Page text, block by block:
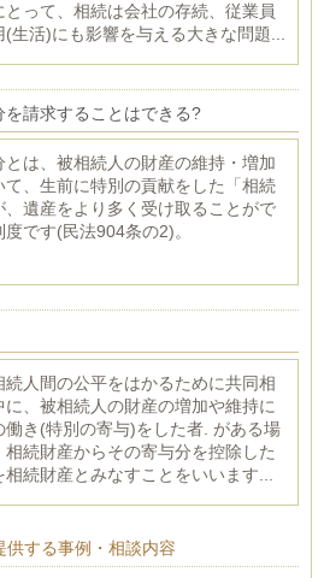
とって、相続は会社の存続、従業員
(生活)にも影響を与える大きな問題...
請求することはできる?
とは、被相続人の財産の維持・増加
て、生前に特別の貢献をした「相続
、遺産をより多く受け取ることがで
度です(民法904条の2)。
続人間の公平をはかるために共同相
に、被相続人の財産の増加や維持に
働き(特別の寄与)をした者. がある場
相続財産からその寄与分を控除した
相続財産とみなすことをいいます...
する事例・相談内容